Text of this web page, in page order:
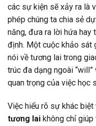
các sự kiện sẽ xảy ra là
phép chúng ta chia sẻ
năng, đưa ra lời hứa hay
định. Một cuộc khảo sát
nói về tương lai trong
trúc đa dạng ngoài
quan trọng của việc học
Việc hiểu rõ sự khác
tương lai không chỉ